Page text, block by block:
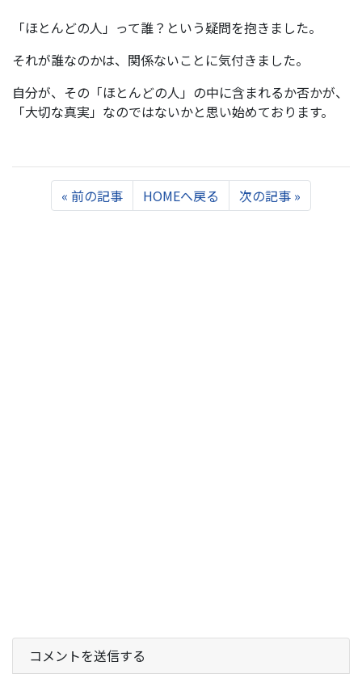
「ほとんどの人」って誰？という疑問を抱きました。
それが誰なのかは、関係ないことに気付きました。
自分が、その「ほとんどの人」の中に含まれるか否かが、
「大切な真実」なのではないかと思い始めております。
« Previous
前の記事 HOMEへ戻る 次の記事 »
コメントを送信する